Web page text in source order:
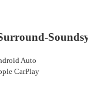
Auto
CarPlay